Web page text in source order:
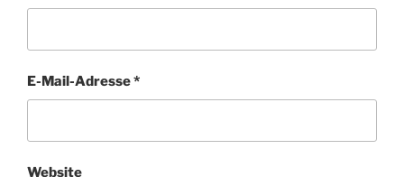
E-Mail-Adresse*
Website